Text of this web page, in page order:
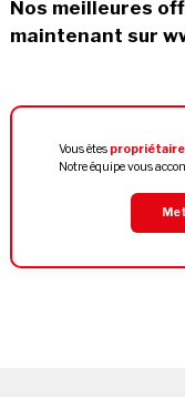
Nos meilleures
maintenant sur
Vous êtes propriétaire
Notre équipe vous